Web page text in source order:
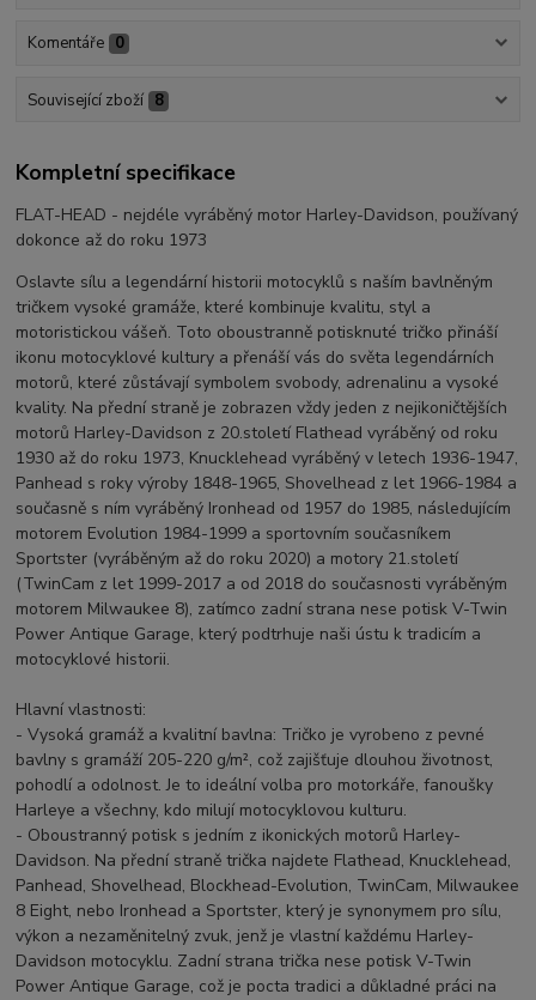
Komentáře 0
Související zboží 8
Kompletní specifikace
FLAT-HEAD - nejdéle vyráběný motor Harley-Davidson, používaný
dokonce až do roku 1973
Oslavte sílu a legendární historii motocyklů s naším bavlněným
tričkem vysoké gramáže, které kombinuje kvalitu, styl a
motoristickou vášeň. Toto oboustranně potisknuté tričko přináší
ikonu motocyklové kultury a přenáší vás do světa legendárních
motorů, které zůstávají symbolem svobody, adrenalinu a vysoké
kvality. Na přední straně je zobrazen vždy jeden z nejikoničtějších
motorů Harley-Davidson z 20.století Flathead vyráběný od roku
1930 až do roku 1973, Knucklehead vyráběný v letech 1936-1947,
Panhead s roky výroby 1848-1965, Shovelhead z let 1966-1984 a
současně s ním vyráběný Ironhead od 1957 do 1985, následujícím
motorem Evolution 1984-1999 a sportovním současníkem
Sportster (vyráběným až do roku 2020) a motory 21.století
(TwinCam z let 1999-2017 a od 2018 do současnosti vyráběným
motorem Milwaukee 8), zatímco zadní strana nese potisk V-Twin
Power Antique Garage, který podtrhuje naši ústu k tradicím a
motocyklové historii.
Hlavní vlastnosti:
- Vysoká gramáž a kvalitní bavlna: Tričko je vyrobeno z pevné
bavlny s gramáží 205-220 g/m², což zajišťuje dlouhou životnost,
pohodlí a odolnost. Je to ideální volba pro motorkáře, fanoušky
Harleye a všechny, kdo milují motocyklovou kulturu.
- Oboustranný potisk s jedním z ikonických motorů Harley-
Davidson. Na přední straně trička najdete Flathead, Knucklehead,
Panhead, Shovelhead, Blockhead-Evolution, TwinCam, Milwaukee
8 Eight, nebo Ironhead a Sportster, který je synonymem pro sílu,
výkon a nezaměnitelný zvuk, jenž je vlastní každému Harley-
Davidson motocyklu. Zadní strana trička nese potisk V-Twin
Power Antique Garage, což je pocta tradici a důkladné práci na